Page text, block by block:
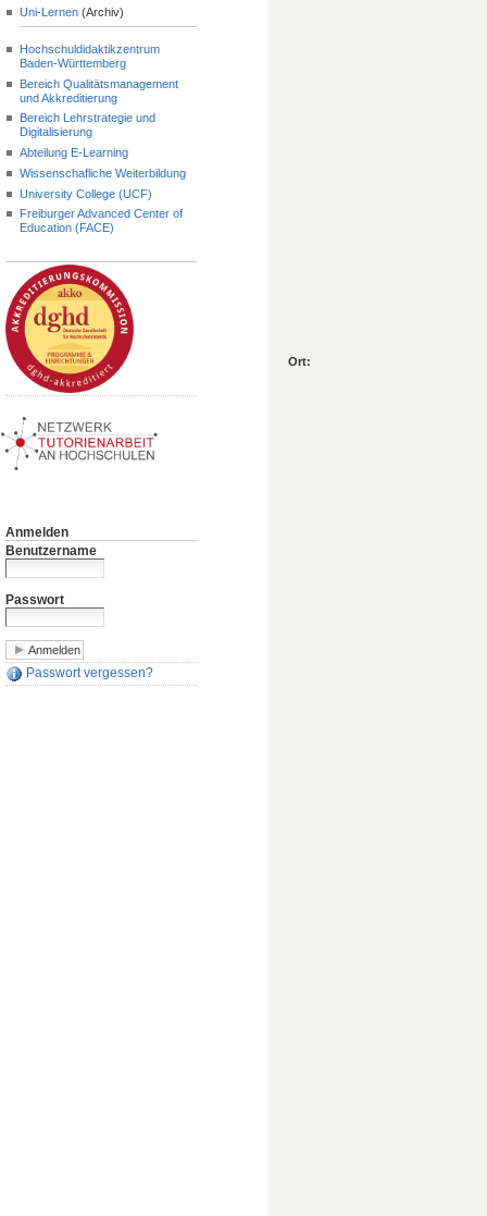
Uni-Lernen(Archiv)
Hochschuldidaktikzentrum
Baden-Württemberg
Bereich Qualitätsmanagement
und Akkreditierung
Bereich Lehrstrategie und
Digitalisierung
Abteilung E-Learning
Wissenschafliche Weiterbildung
University College (UCF)
Freiburger Advanced Center of
Education (FACE)
Anmelden
Benutzername
Passwort
Passwort vergessen?
Ort: